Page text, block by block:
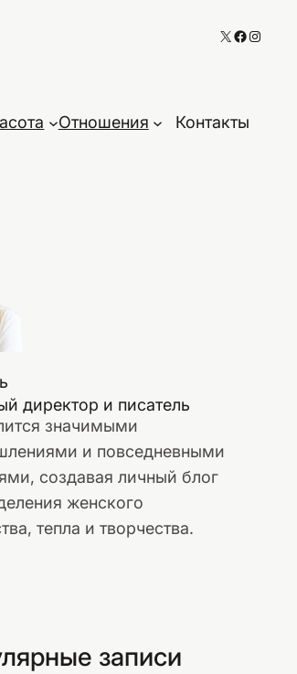
X
Отношения Контакты
директор и писатель
значимыми
и повседневными
создавая личный блог
женского
тепла и творчества.
записи